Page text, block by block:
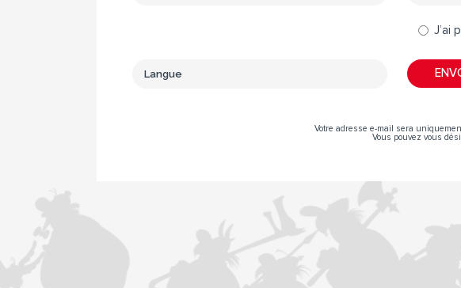
J’ai
Votre adresse e-mail sera
Vous pouvez vous